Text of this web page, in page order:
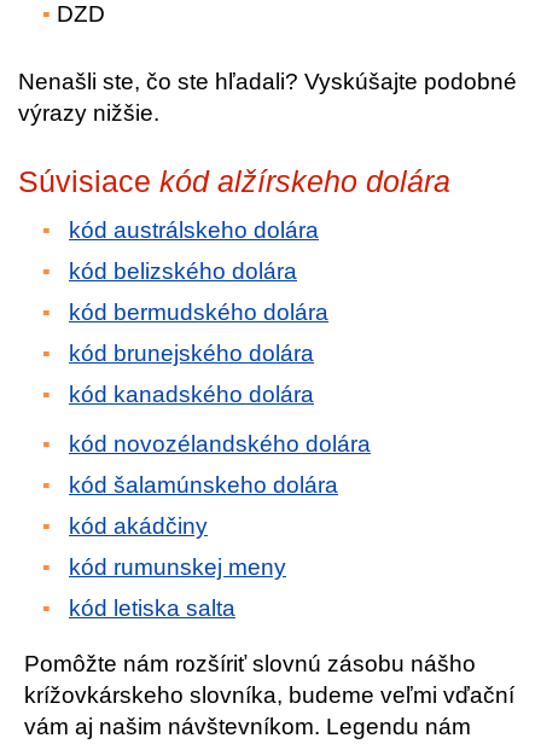
DZD
Nenašli ste, čo ste hľadali? Vyskúšajte podobné
výrazy nižšie.
Súvisiace kód alžírskeho dolára
kód austrálskeho dolára
kód belizského dolára
kód bermudského dolára
kód brunejského dolára
kód kanadského dolára
kód novozélandského dolára
kód šalamúnskeho dolára
kód akádčiny
kód rumunskej meny
kód letiska salta
Pomôžte nám rozšíriť slovnú zásobu nášho
krížovkárskeho slovníka, budeme veľmi vďační
vám aj našim návštevníkom. Legendu nám